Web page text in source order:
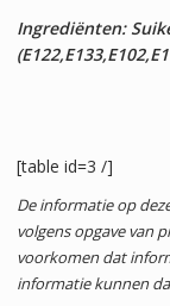
Ingrediënten:
[table id=3 /]
De informatie op
volgens opgave van
voorkomen dat
informatie kunnen